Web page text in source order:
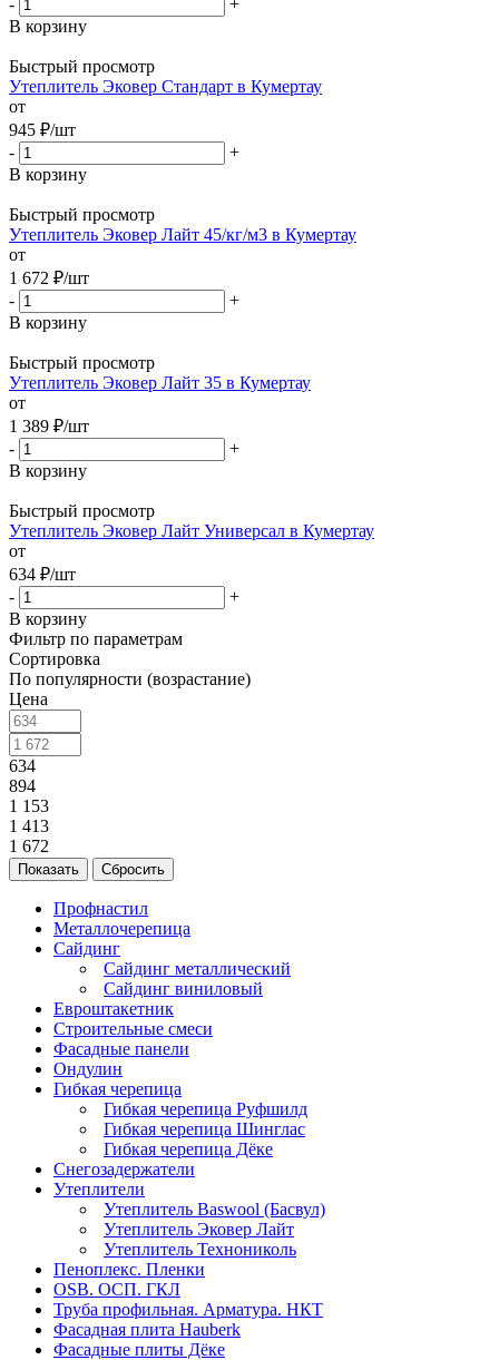
В корзину
Быстрый просмотр
Утеплитель Эковер Стандарт в Кумертау
от
945 ₽/шт
-
+
В корзину
Быстрый просмотр
Утеплитель Эковер Лайт 45/кг/м3 в Кумертау
от
1 672 ₽/шт
-
+
В корзину
Быстрый просмотр
Утеплитель Эковер Лайт 35 в Кумертау
от
1 389 ₽/шт
-
+
В корзину
Быстрый просмотр
Утеплитель Эковер Лайт Универсал в Кумертау
от
634 ₽/шт
-
+
В корзину
Фильтр по параметрам
Сортировка
По популярности (возрастание)
Цена
634
894
1 153
1 413
1 672
Сбросить
Профнастил
Металлочерепица
Сайдинг
Сайдинг металлический
Сайдинг виниловый
Евроштакетник
Строительные смеси
Фасадные панели
Ондулин
Гибкая черепица
Гибкая черепица Руфшилд
Гибкая черепица Шинглас
Гибкая черепица Дёке
Снегозадержатели
Утеплители
Утеплитель Baswool (Басвул)
Утеплитель Эковер Лайт
Утеплитель Технониколь
Пеноплекс. Пленки
OSB. ОСП. ГКЛ
Труба профильная. Арматура. НКТ
Фасадная плита Hauberk
Фасадные плиты Дёке